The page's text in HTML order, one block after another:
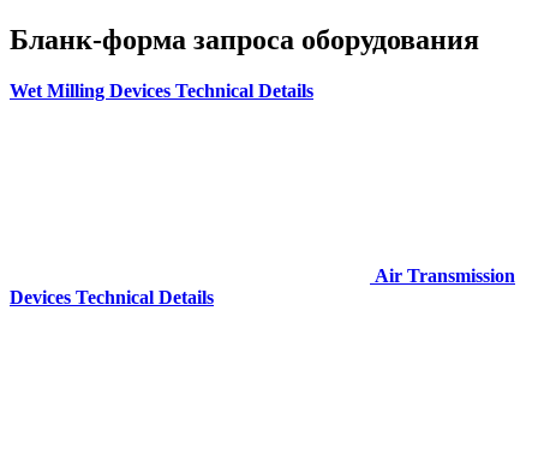
Бланк-форма запроса оборудования
Wet Milling Devices Technical Details
Air Transmission
Devices Technical Details